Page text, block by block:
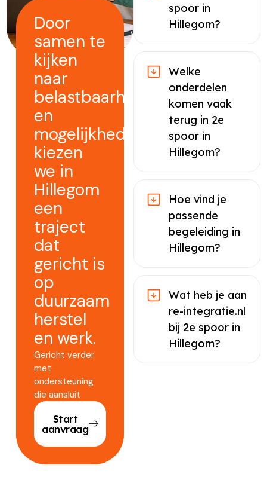
Door
samen te
kijken
naar
belastbaarheid
en
mogelijkheden
kiezen
we in
Hillegom
een
traject
dat
gericht is
op
duurzaam
herstel
en werk.
Gericht verder
met
ondersteuning
die aansluit
Start
aanvraag
spoor in
Hillegom?
Welke
onderdelen
komen vaak
terug in 2e
spoor in
Hillegom?
Hoe vind je
passende
begeleiding in
Hillegom?
Wat heb je aan
re-integratie.nl
bij 2e spoor in
Hillegom?